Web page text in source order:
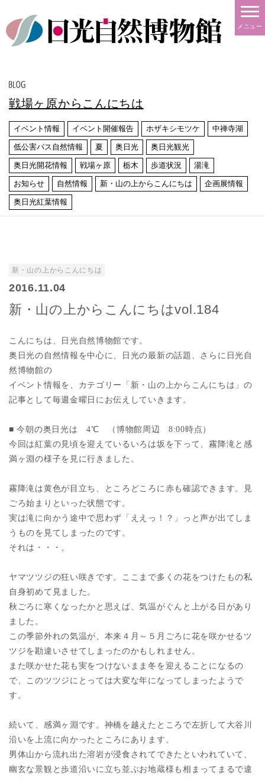
メニュー
戦場ヶ原からこんにちは
イベント情報 イベント開催報告 ホザキシモツケ 中禅寺湖
低公害バス自然情報 夏 奥日光 奥日光観光
奥日光開花情報 戦場ヶ原 栃木 歩道状況 湯滝
お知らせ 自然情報 新・山の上からこんにちは 企画展情報
奥日光紅葉情報
新・山の上からこんにちは
2016.11.04
新・山の上からこんにちはvol.184
こんにちは、日光自然博物館です。
奥日光の自然情報を中心に、日光の最新の話題、さらに日光自
然博物館の
イベント情報を、カテゴリー「新・山の上からこんにちは」の
記事として毎週金曜日にお伝えしていきます。
■ 今朝の奥日光は 4℃ （博物館周辺 8:00時点）
今回は紅葉の見頃を迎えているいろは坂を下って、霧降滝と感
満ヶ淵の様子を見に行きました。
霧降滝は黄色が目立ち、ところどころに赤も確認できます。見
ごろ始まりといった状態です。
実は滝に向かう途中で思わず「ええっ！？」っと声が出てしま
うものを見てしまったのです。
それは・・・。
ヤマツツジの狂い咲きです。ここまで多くの花をつけたもの私
自身初めて見ました。
秋ごろに寒くなったかと思えば、気温がぐんと上がる日があり
ました。
この季節外れの気温が、本来４月～５月ごろに花を咲かせるツ
ツジを勘違いさせてしまったのかもしれません。
また咲かせた花も実をつけないまま冬を迎えることになるの
で、このツツジにとっては大変な年になってしまったようで
す。
続いて、感満ヶ淵です。神橋を越えたところで左折して大谷川
沿いを上流に向かったところにあります。
男体山から流れ出た溶岩が浸食されてできたといわれていて、
幽玄な景観と歩道沿いに立ち並ぶお地蔵様も相まってまるで違